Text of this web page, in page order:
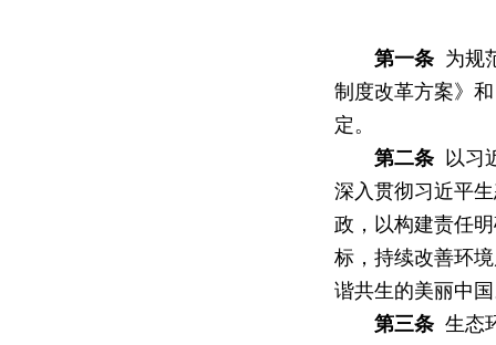
第一条 为规
制度改革方案》
定。
第二条 以习
深入贯彻习近平
政，以构建责任
标，持续改善环
谐共生的美丽中
第三条 生态